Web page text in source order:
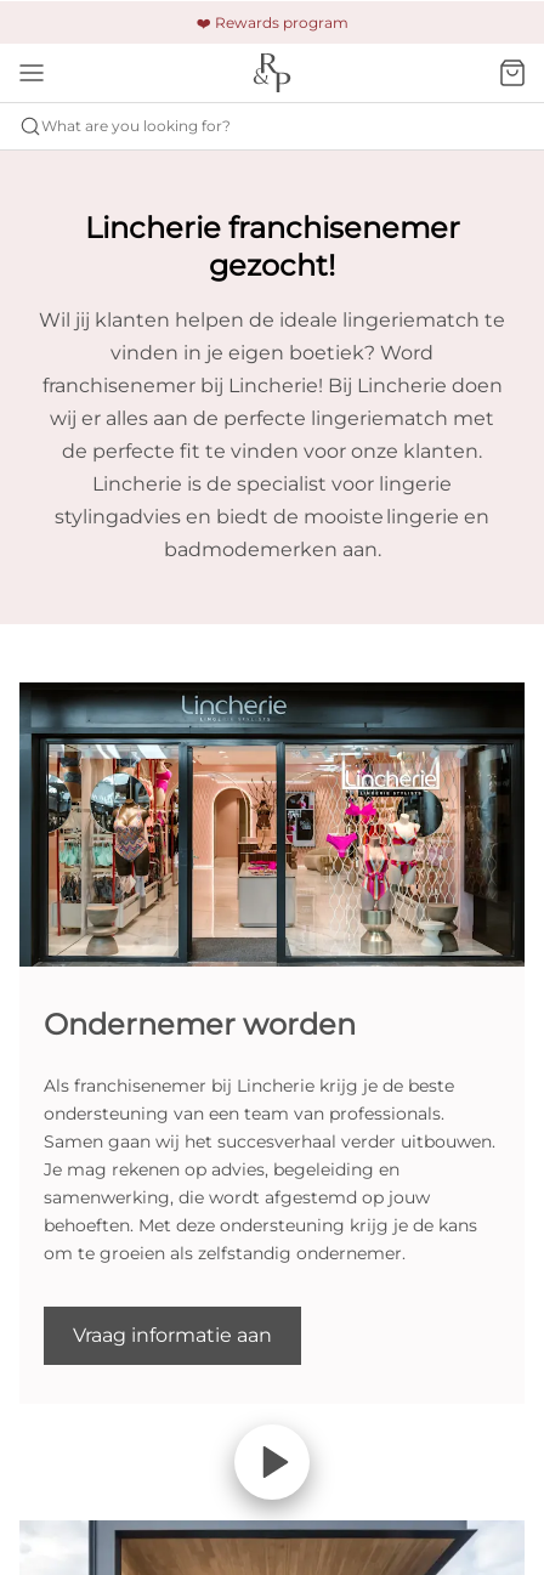
❤️ Rewards program
🚚 Free shipping & returns +$150
🔒 Safe and secure payment
What are you looking for?
Lincherie franchisenemer
gezocht!
Wil jij klanten helpen de ideale lingeriematch te
vinden in je eigen boetiek? Word
franchisenemer bij Lincherie! Bij Lincherie doen
wij er alles aan de perfecte lingeriematch met
de perfecte fit te vinden voor onze klanten.
Lincherie is de specialist voor lingerie
stylingadvies en biedt de mooiste lingerie en
badmodemerken aan.
Ondernemer worden
Als franchisenemer bij Lincherie krijg je de beste
ondersteuning van een team van professionals.
Samen gaan wij het succesverhaal verder uitbouwen.
Je mag rekenen op advies, begeleiding en
samenwerking, die wordt afgestemd op jouw
behoeften. Met deze ondersteuning krijg je de kans
om te groeien als zelfstandig ondernemer.
Vraag informatie aan